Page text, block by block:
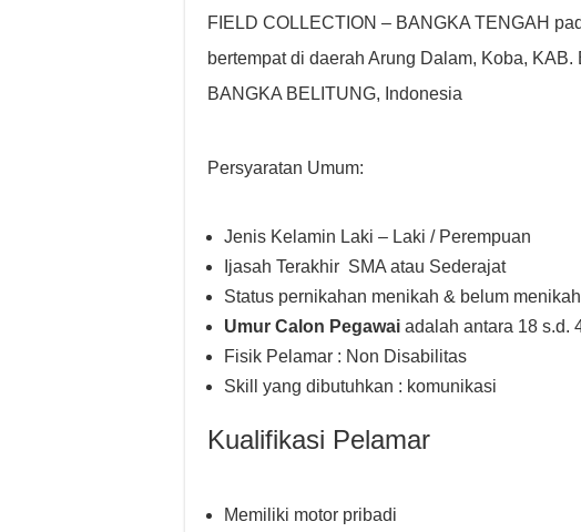
FIELD COLLECTION – BANGKA TENGAH
bertempat di daerah Arung Dalam, Koba,
BANGKA BELITUNG, Indonesia
Persyaratan Umum:
Jenis Kelamin Laki – Laki / Perempuan
Ijasah Terakhir SMA atau Sederajat
Status pernikahan menikah & belum
Umur Calon Pegawai adalah antara 18 s.d.
Fisik Pelamar : Non Disabilitas
Skill yang dibutuhkan : komunikasi
Kualifikasi Pelamar
Memiliki motor pribadi